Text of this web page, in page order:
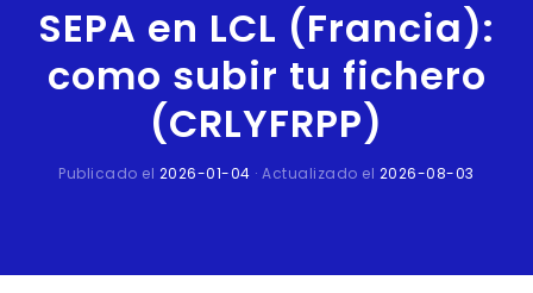
SEPA en LCL (Francia):
como subir tu fichero
(CRLYFRPP)
Publicado el 2026-01-04 · Actualizado el 2026-08-03